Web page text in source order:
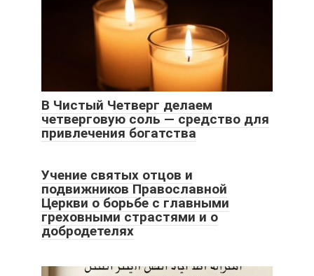
В Чистый Четверг делаем
четверговую соль — средство для
привлечения богатства
Учение святых отцов и
подвижников Православной
Церкви о борьбе с главными
греховными страстями и о
добродетелях